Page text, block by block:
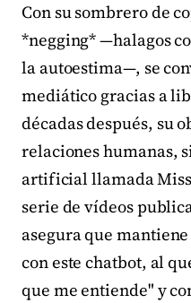
Con su sombrero de
*negging* —halagos
la autoestima—, se
mediático gracias a
décadas después, su
relaciones humanas,
artificial llamada
serie de vídeos
asegura que
con este chatbot, al
que me entiende" y